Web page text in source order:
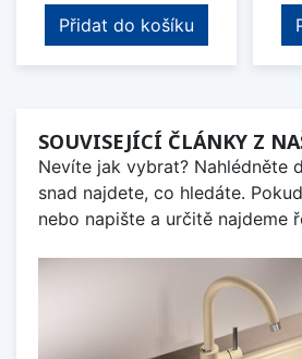
Přidat do košíku
SOUVISEJÍCÍ ČLÁNKY Z
Nevíte jak vybrat? Nahlédněte
snad najdete, co hledáte.
nebo napište a určitě najdeme